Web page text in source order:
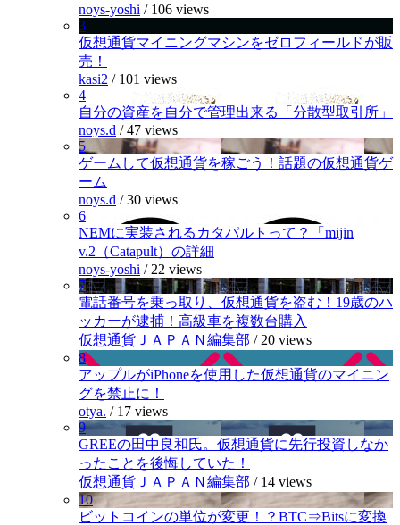
noys-yoshi / 106 views
3
仮想通貨マイニングマシンをゼロフィールドが販
売！
kasi2 / 101 views
4
自分の資産を自分で管理出来る「分散型取引所」
noys.d /47 views
5
ゲームして仮想通貨を稼ごう！話題の仮想通貨ゲ
ーム
noys.d /30 views
6
NEMに実装されるカタパルトって？「mijin
v.2（Catapult）の詳細
noys-yoshi / 22 views
7
電話番号を乗っ取り、仮想通貨を盗む！19歳のハ
ッカーが逮捕！高級車を複数台購入
仮想通貨ＪＡＰＡＮ編集部 / 20 views
8
アップルがiPhoneを使用した仮想通貨のマイニン
グを禁止に！
otya. / 17 views
9
GREEの田中良和氏。仮想通貨に先行投資しなか
ったことを後悔していた！
仮想通貨ＪＡＰＡＮ編集部 / 14 views
10
ビットコインの単位が変更！？BTC⇒Bitsに変換